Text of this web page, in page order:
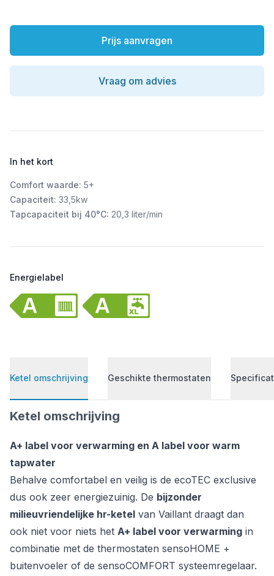
Prijs aanvragen
Vraag om advies
In het kort
Comfort waarde: 5+
Capaciteit: 33,5kw
Tapcapaciteit bij 40°C: 20,3 liter/min
Energielabel
Ketel omschrijving Geschikte thermostaten
Ketel omschrijving
A+ label voor verwarming en A label voor warm
tapwater
Behalve comfortabel en veilig is de ecoTEC exclusive
dus ook zeer energiezuinig. De bijzonder
milieuvriendelijke hr-ketel van Vaillant draagt dan
ook niet voor niets het A+ label voor verwarming in
combinatie met de thermostaten sensoHOME +
buitenvoeler of de sensoCOMFORT systeemregelaar.